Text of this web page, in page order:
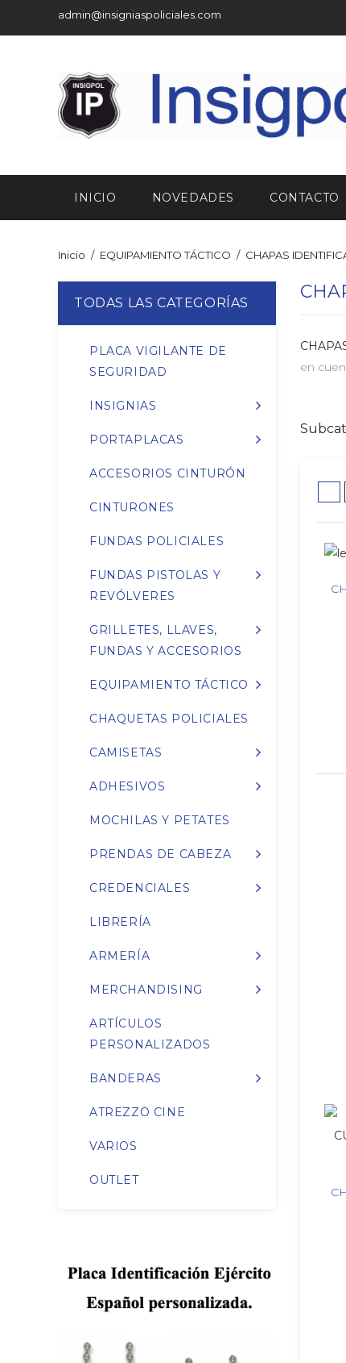
admin@insigniaspoliciales.com
INICIO NOVEDADES CONTACTO
Inicio EQUIPAMIENTO TÁCTICO CHAPAS
TODAS LAS CATEGORÍAS
PLACA VIGILANTE DE
SEGURIDAD
INSIGNIAS
PORTAPLACAS
ACCESORIOS CINTURÓN
CINTURONES
FUNDAS POLICIALES
FUNDAS PISTOLAS Y
REVÓLVERES
GRILLETES, LLAVES,
FUNDAS Y ACCESORIOS
EQUIPAMIENTO TÁCTICO
CHAQUETAS POLICIALES
CAMISETAS
ADHESIVOS
MOCHILAS Y PETATES
PRENDAS DE CABEZA
CREDENCIALES
LIBRERÍA
ARMERÍA
MERCHANDISING
ARTÍCULOS
PERSONALIZADOS
BANDERAS
ATREZZO CINE
VARIOS
OUTLET
en